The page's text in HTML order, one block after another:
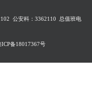
公安科：3362110 总值班电
ICP备18017367号